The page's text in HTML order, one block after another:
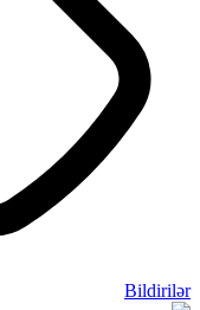
Bildirilər